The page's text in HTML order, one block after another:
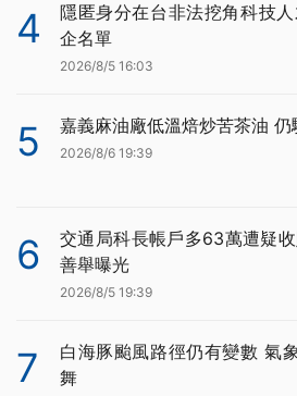
4
隱匿身分在台非法挖角科技
企名單
2026/8/5 16:03
5 嘉義麻油廠低溫焙炒苦茶油
2026/8/6 19:39
6
交通局科長帳戶多63萬遭疑
善舉曝光
2026/8/5 19:39
7
白海豚颱風路徑仍有變數 氣
舞